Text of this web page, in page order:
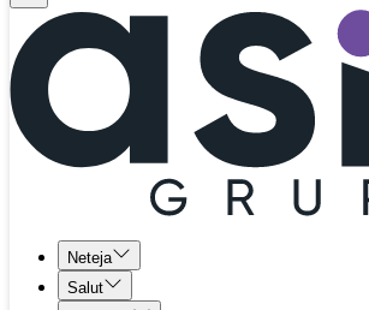
Neteja
Salut